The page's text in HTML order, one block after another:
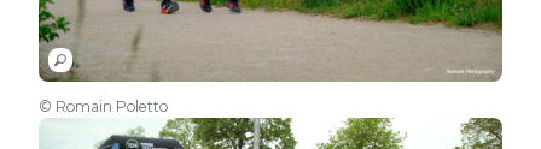
© Romain Poletto